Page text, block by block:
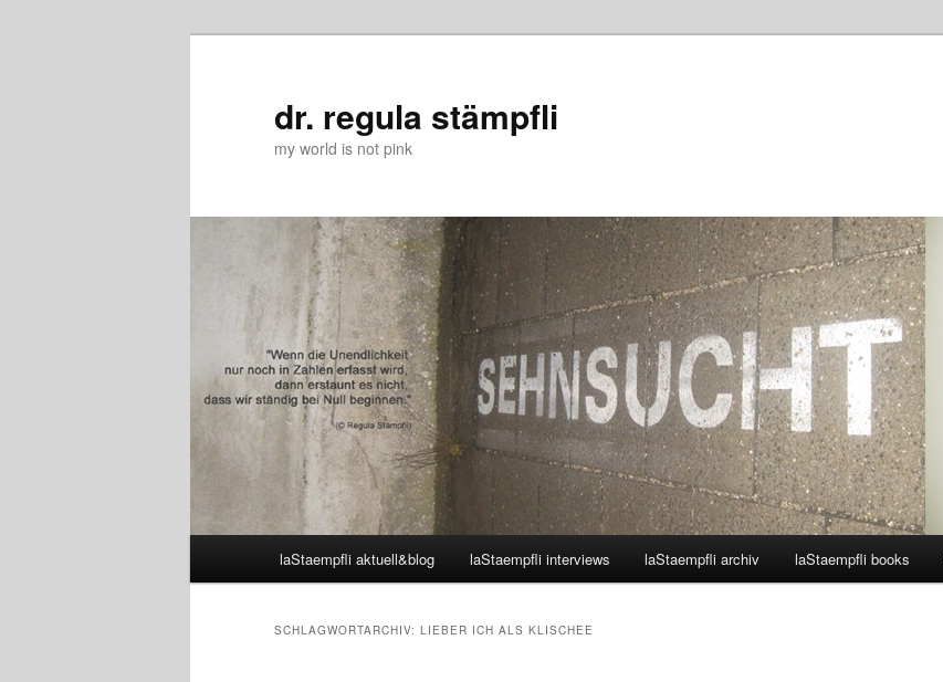
dr. regula stämpfli
my world is not pink
laStaempfli aktuell&blog laStaempfli interviews laStaempfli archiv laStaempfli books
SCHLAGWORTARCHIV: LIEBER ICH ALS KLISCHEE